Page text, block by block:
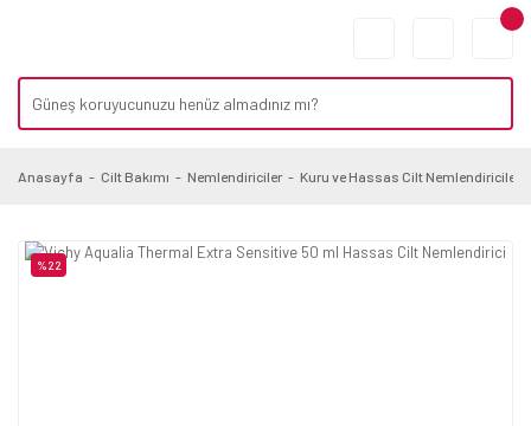
Anasayfa Cilt Bakımı Nemlendiriciler Kuru ve Hassas Cilt Nemlendiriciler
%22